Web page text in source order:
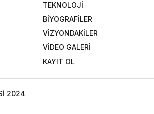
TEKNOLOJİ
BİYOGRAFİLER
VİZYONDAKİLER
VİDEO GALERİ
KAYIT OL
2024